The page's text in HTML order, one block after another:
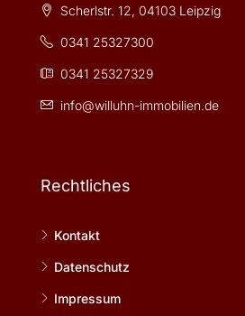
Scherlstr. 12, 04103 Leipzig
0341 25327300
0341 25327329
info@willuhn-immobilien.de
Rechtliches
Kontakt
Datenschutz
Impressum